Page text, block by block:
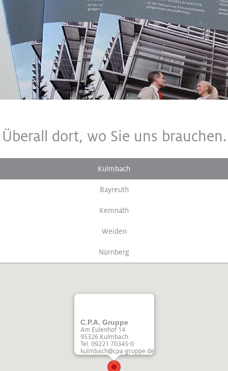
Überall dort, wo Sie uns brauchen.
Kulmbach
Bayreuth
Kemnath
Weiden
Nürnberg
C.P.A. Gruppe
Am Eulenhof 14
95326 Kulmbach
Tel. 09221 70345-0
kulmbach@cpa-gruppe.de